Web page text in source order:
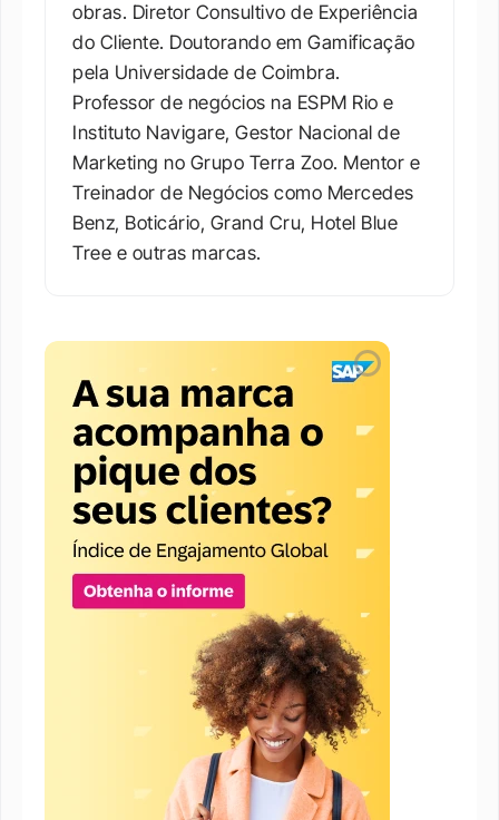
obras. Diretor Consultivo de Experiência
do Cliente. Doutorando em Gamificação
pela Universidade de Coimbra.
Professor de negócios na ESPM Rio e
Instituto Navigare, Gestor Nacional de
Marketing no Grupo Terra Zoo. Mentor e
Treinador de Negócios como Mercedes
Benz, Boticário, Grand Cru, Hotel Blue
Tree e outras marcas.